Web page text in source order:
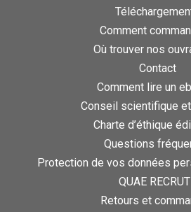
Comment
Où trouver nos
Contact
Comment lire un
Conseil scientifique
Charte d’éthique
Questions
Protection de vos données
QUAE
Retours et